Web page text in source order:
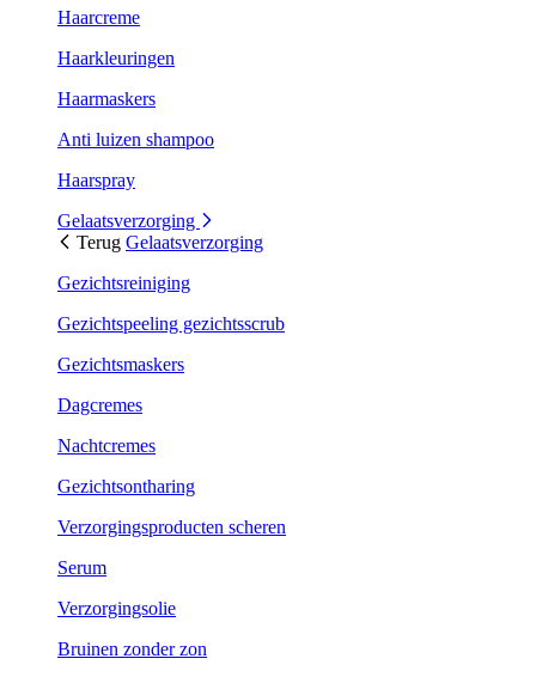
Haarcreme
Haarkleuringen
Haarmaskers
Anti luizen shampoo
Haarspray
Gelaatsverzorging
Terug Gelaatsverzorging
Gezichtsreiniging
Gezichtspeeling gezichtsscrub
Gezichtsmaskers
Dagcremes
Nachtcremes
Gezichtsontharing
Verzorgingsproducten scheren
Serum
Verzorgingsolie
Bruinen zonder zon